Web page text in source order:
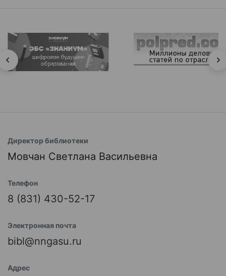
Директор библиотеки
Мовчан Светлана Васильевна
Телефон
8 (831) 430-52-17
Электронная почта
bibl@nngasu.ru
Адрес